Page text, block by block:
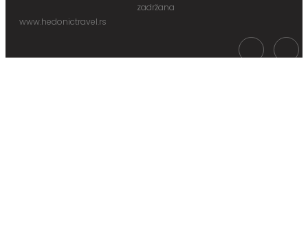
zadržana
www.hedonictravel.rs